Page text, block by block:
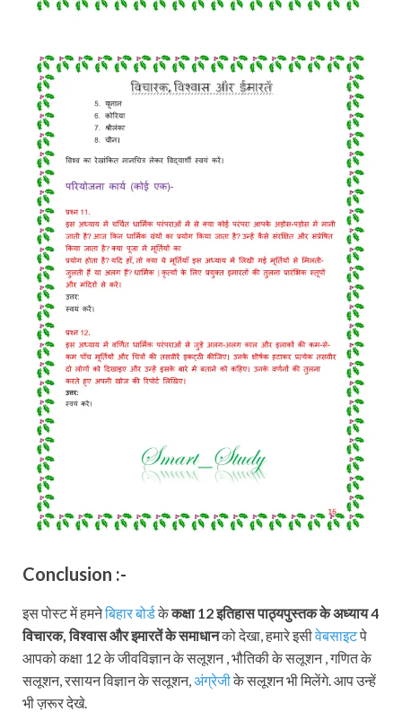
Conclusion :-
इस पोस्ट में हमनेबिहार बोर्डकेकक्षा 12 इतिहास पाठ्यपुस्तक के अध्याय 4
विचारक, विश्वास और इमारतें के समाधानको देखा, हमारे इसीवेबसाइटपे
आपको कक्षा 12 के जीवविज्ञान के सलूशन , भौतिकी के सलूशन , गणित के
सलूशन, रसायन विज्ञान के सलूशन,अंग्रेजीके सलूशन भी मिलेंगे. आप उन्हें
भी ज़रूर देखे.